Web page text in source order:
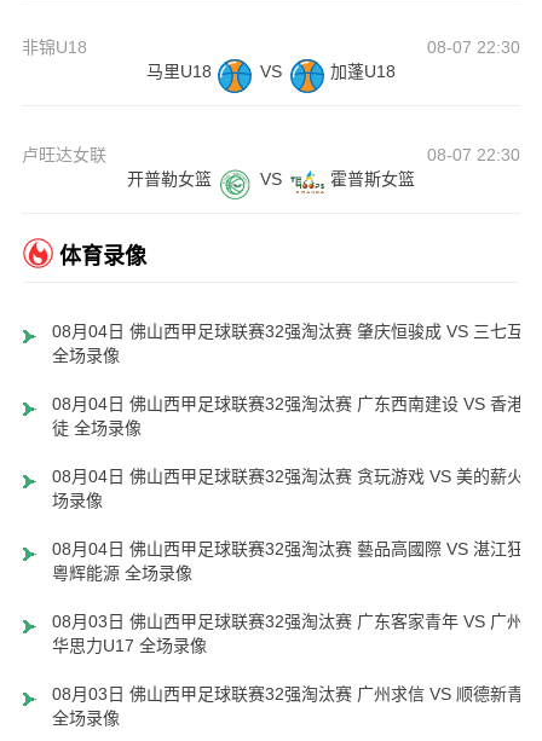
非锦U18
08-07 22:30
马里U18
VS 加蓬U18
卢旺达女联
08-07 22:30
开普勒女篮
VS 霍普斯女篮
体育录像
08月04日 佛山西甲足球联赛32强淘汰赛 肇庆恒骏成 VS 三七互娱
全场录像
08月04日 佛山西甲足球联赛32强淘汰赛 广东西南建设 VS 香港圣
徒 全场录像
08月04日 佛山西甲足球联赛32强淘汰赛 贪玩游戏 VS 美的薪火
场录像
08月04日 佛山西甲足球联赛32强淘汰赛 藝品高國際 VS 湛江狂狼
粵辉能源 全场录像
08月03日 佛山西甲足球联赛32强淘汰赛 广东客家青年 VS 广州英
华思力U17 全场录像
08月03日 佛山西甲足球联赛32强淘汰赛 广州求信 VS 顺德新青年
全场录像